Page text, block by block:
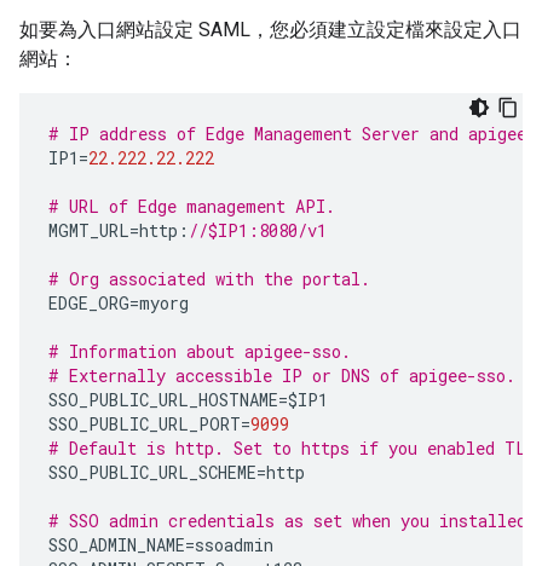
如要為入口網站設定 SAML，您必須建立設定檔來設定入口
網站：
# IP address of Edge Management Server and apigee-
IP1 =22.222.22.222
# URL of Edge management API.
MGMT_URL=http : //$IP1:8080/v1
# Org associated with the portal.
EDGE_ORG=myorg
# Information about apigee-sso.
# Externally accessible IP or DNS of apigee-sso.
SSO_PUBLIC_URL_HOSTNAME=$IP1
SSO_PUBLIC_URL_PORT=9099
# Default is http. Set to https if you enabled TLS
SSO_PUBLIC_URL_SCHEME=http
# SSO admin credentials as set when you installed
SSO_ADMIN_NAME=ssoadmin